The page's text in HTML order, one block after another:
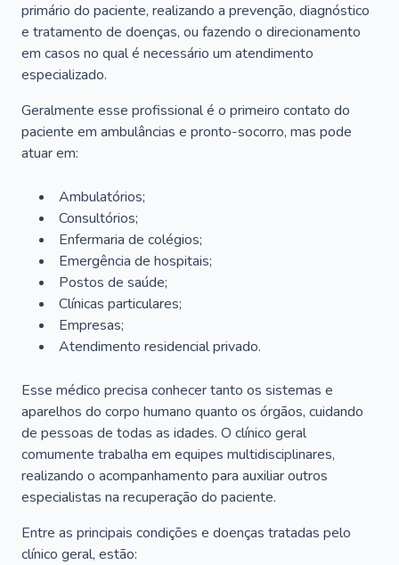
primário do paciente, realizando a prevenção, diagnóstico
e tratamento de doenças, ou fazendo o direcionamento
em casos no qual é necessário um atendimento
especializado.
Geralmente esse profissional é o primeiro contato do
paciente em ambulâncias e pronto-socorro, mas pode
atuar em:
Ambulatórios;
Consultórios;
Enfermaria de colégios;
Emergência de hospitais;
Postos de saúde;
Clínicas particulares;
Empresas;
Atendimento residencial privado.
Esse médico precisa conhecer tanto os sistemas e
aparelhos do corpo humano quanto os órgãos, cuidando
de pessoas de todas as idades. O clínico geral
comumente trabalha em equipes multidisciplinares,
realizando o acompanhamento para auxiliar outros
especialistas na recuperação do paciente.
Entre as principais condições e doenças tratadas pelo
clínico geral, estão: